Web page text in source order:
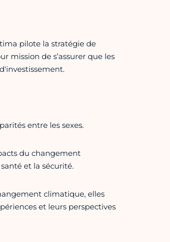
pilote la stratégie de
mission de s’assurer que les
entre les sexes.
du changement
et la sécurité.
climatique, elles
et leurs perspectives